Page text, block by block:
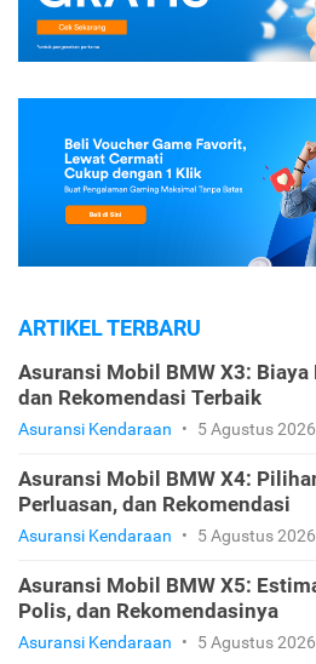
ARTIKEL TERBARU
Asuransi Mobil BMW X3:
dan Rekomendasi Terbaik
Asuransi Kendaraan • 5 Agustus 2026
Asuransi Mobil BMW X4:
Perluasan, dan Rekomendasi
Asuransi Kendaraan • 5 Agustus 2026
Asuransi Mobil BMW X5:
Polis, dan Rekomendasinya
Asuransi Kendaraan • 5 Agustus 2026